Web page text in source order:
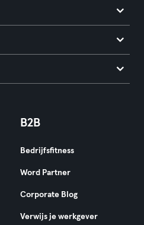
B2B
Bedrijfsfitness
Word Partner
Corporate Blog
Verwijs je werkgever